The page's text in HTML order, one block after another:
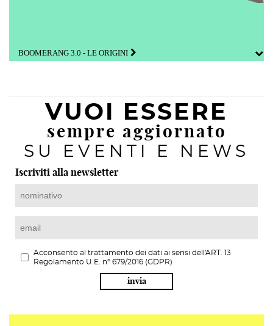
BOOMERANG 3.0 - LE ORIGINI
VUOI ESSERE
sempre aggiornato
SU EVENTI E NEWS
Iscriviti alla newsletter
Acconsento al trattamento dei dati ai sensi dell'ART. 13
Regolamento U.E. n° 679/2016 (GDPR)
invia